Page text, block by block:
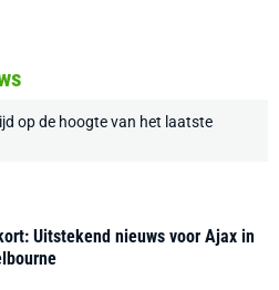
op de hoogte van het laatste
Uitstekend nieuws voor Ajax in